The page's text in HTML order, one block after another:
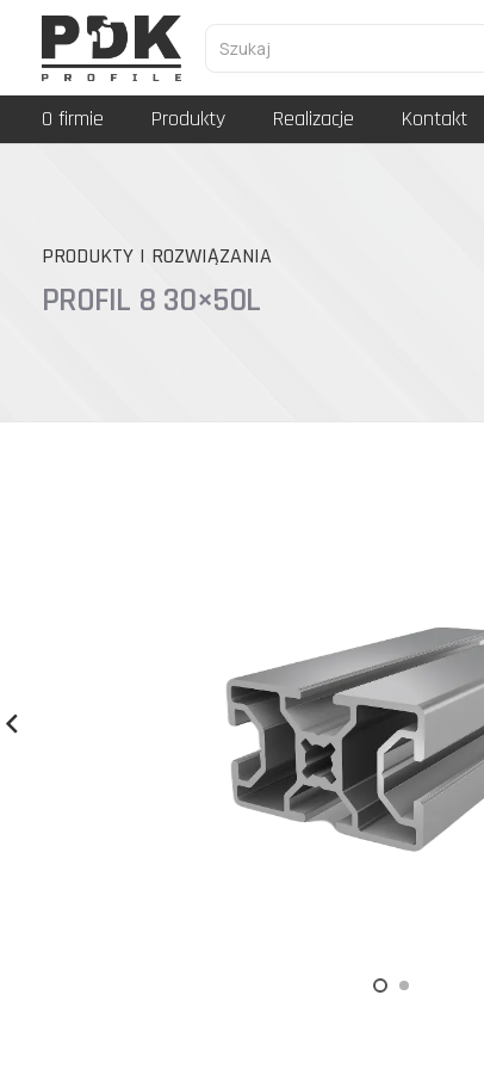
O firmie Produkty Realizacje Kontakt
PRODUKTY I ROZWIĄZANIA
PROFIL 8 30×50L